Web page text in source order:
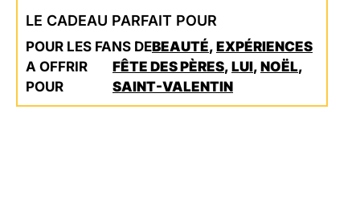
LE CADEAU PARFAIT POUR
POUR LES FANS DEBEAUTÉ, EXPÉRIENCES
A OFFRIR
POUR
FÊTE DES PÈRES, LUI, NOËL,
SAINT-VALENTIN